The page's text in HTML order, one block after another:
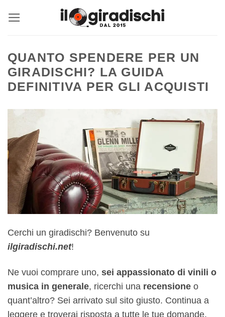
QUANTO SPENDERE PER UN
GIRADISCHI? LA GUIDA
DEFINITIVA PER GLI ACQUISTI
Cerchi un giradischi? Benvenuto su
ilgiradischi.net!
Ne vuoi comprare uno, sei appassionato di vinili o
musica in generale, ricerchi una recensione o
quant’altro? Sei arrivato sul sito giusto. Continua a
leggere e troverai risposta a tutte le tue domande.